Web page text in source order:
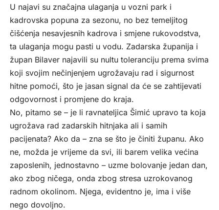
U najavi su značajna ulaganja u vozni park i
kadrovska popuna za sezonu, no bez temeljitog
čišćenja nesavjesnih kadrova i smjene rukovodstva,
ta ulaganja mogu pasti u vodu. Zadarska županija i
župan Bilaver najavili su nultu toleranciju prema svima
koji svojim nečinjenjem ugrožavaju rad i sigurnost
hitne pomoći, što je jasan signal da će se zahtijevati
odgovornost i promjene do kraja.
No, pitamo se – je li ravnateljica Šimić upravo ta koja
ugrožava rad zadarskih hitnjaka ali i samih
pacijenata? Ako da – zna se što je činiti županu. Ako
ne, možda je vrijeme da svi, ili barem velika većina
zaposlenih, jednostavno – uzme bolovanje jedan dan,
ako zbog ničega, onda zbog stresa uzrokovanog
radnom okolinom. Njega, evidentno je, ima i više
nego dovoljno.